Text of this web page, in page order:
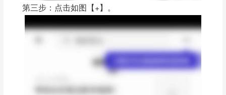
第三步：点击如图【+】。